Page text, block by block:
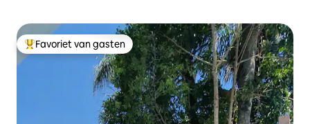
Topfavoriet van gasten
Favoriet van gasten